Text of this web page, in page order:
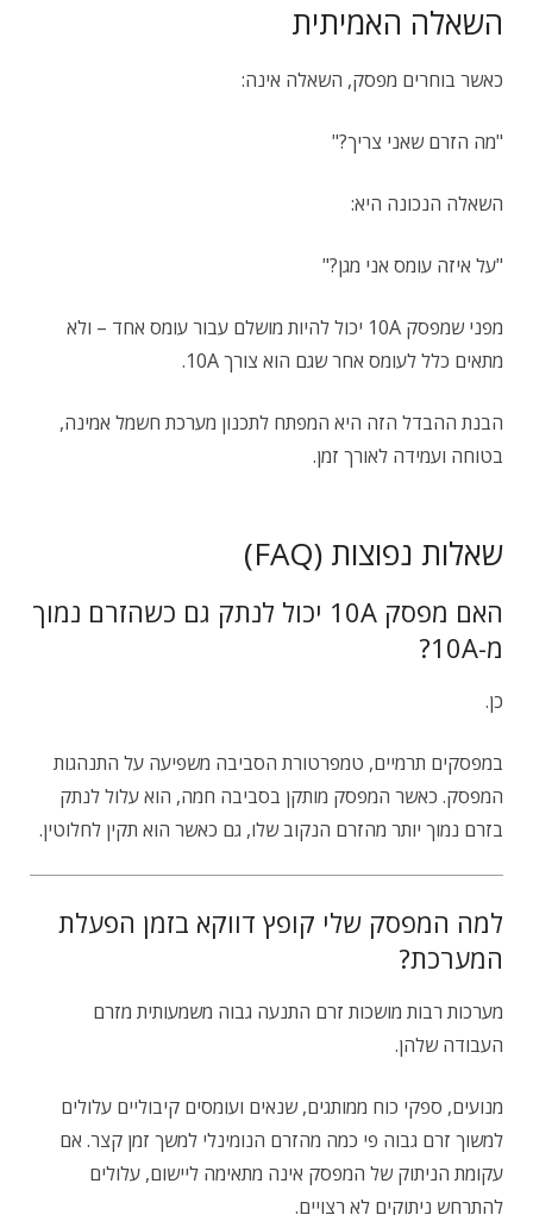
השאלה האמיתית
כאשר בוחרים מפסק, השאלה אינה:
"מה הזרם שאני צריך?"
השאלה הנכונה היא:
"על איזה עומס אני מגן?"
מפני שמפסק 10A יכול להיות מושלם עבור עומס אחד – ולא
מתאים כלל לעומס אחר שגם הוא צורך 10A.
הבנת ההבדל הזה היא המפתח לתכנון מערכת חשמל אמינה,
בטוחה ועמידה לאורך זמן.
שאלות נפוצות (FAQ)
האם מפסק 10A יכול לנתק גם כשהזרם נמוך
מ-10A?
כן.
במפסקים תרמיים, טמפרטורת הסביבה משפיעה על התנהגות
המפסק. כאשר המפסק מותקן בסביבה חמה, הוא עלול לנתק
בזרם נמוך יותר מהזרם הנקוב שלו, גם כאשר הוא תקין לחלוטין.
למה המפסק שלי קופץ דווקא בזמן הפעלת
המערכת?
מערכות רבות מושכות זרם התנעה גבוה משמעותית מזרם
העבודה שלהן.
מנועים, ספקי כוח ממותגים, שנאים ועומסים קיבוליים עלולים
למשוך זרם גבוה פי כמה מהזרם הנומינלי למשך זמן קצר. אם
עקומת הניתוק של המפסק אינה מתאימה ליישום, עלולים
להתרחש ניתוקים לא רצויים.